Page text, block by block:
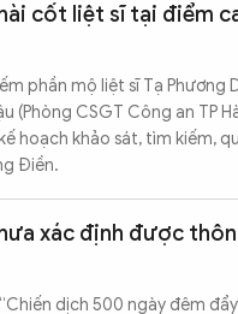
cốt liệt sĩ tại điểm
phần mộ liệt sĩ Tạ Phương
(Phòng CSGT Công an TP
hoạch khảo sát, tìm kiếm,
Điền.
xác định được
dịch 500 ngày đêm